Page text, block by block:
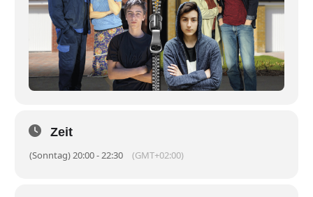
Zeit
(Sonntag) 20:00 - 22:30 (GMT+02:00)